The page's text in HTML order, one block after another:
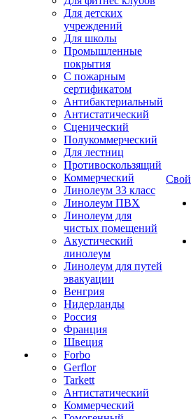
Для детских
учреждений
Для школы
Промышленные
покрытия
С пожарным
сертификатом
Антибактериальный
Антистатический
Сценический
Полукоммерческий
Для лестниц
Противоскользящий
Коммерческий
Линолеум 33 класс
Линолеум ПВХ
Линолеум для
чистых помещений
Акустический
линолеум
Линолеум для путей
эвакуации
Венгрия
Нидерланды
Россия
Франция
Швеция
Forbo
Gerflor
Tarkett
Антистатический
Коммерческий